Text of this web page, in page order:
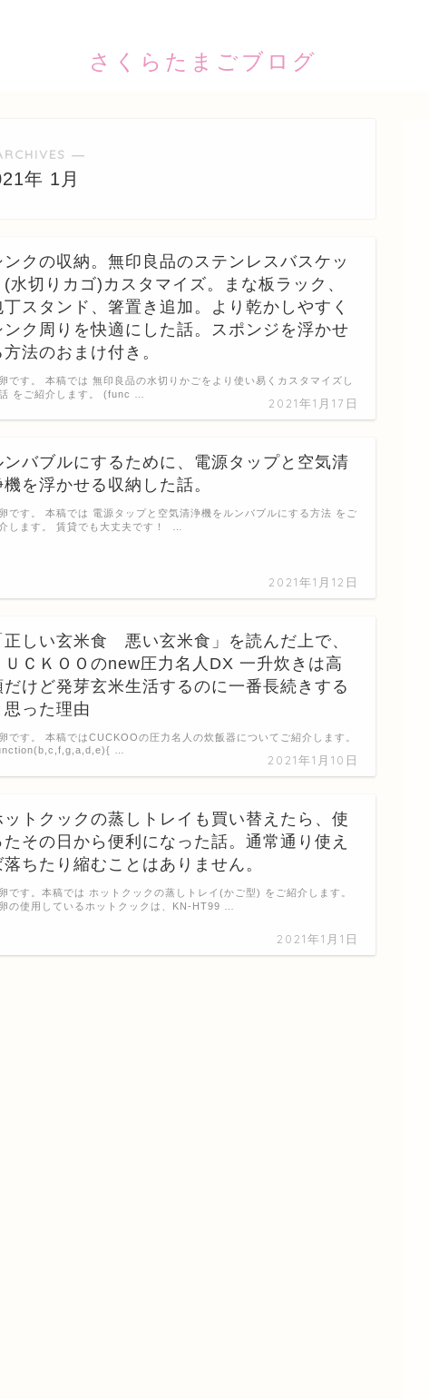
さくらたまごブログ
―
年 1月
ンクの収納。無印良品のステンレスバスケッ
(水切りカゴ)カスタマイズ。まな板ラック、
丁スタンド、箸置き追加。より乾かしやすく
ンク周りを快適にした話。スポンジを浮かせ
方法のおまけ付き。
2021年1月17日
です。 本稿では 無印良品の水切りかごをより使い易くカスタマイズし
をご紹介します。 (func …
ンバブルにするために、電源タップと空気清
機を浮かせる収納した話。
2021年1月12日
です。 本稿では 電源タップと空気清浄機をルンバブルにする方法 をご
します。 賃貸でも大丈夫です！ …
正しい玄米食 悪い玄米食」を読んだ上で、
ＵＣＫＯＯのnew圧力名人DX 一升炊きは高
だけど発芽玄米生活するのに一番長続きする
思った理由
2021年1月10日
です。 本稿ではCUCKOOの圧力名人の炊飯器についてご紹介します。
…
ットクックの蒸しトレイも買い替えたら、使
たその日から便利になった話。通常通り使え
落ちたり縮むことはありません。
2021年1月1日
です。本稿では ホットクックの蒸しトレイ(かご型) をご紹介します。
の使用しているホットクックは、KN-HT99 …